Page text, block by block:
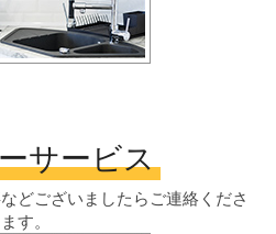
サービス
どございましたらご連絡くださ
す。